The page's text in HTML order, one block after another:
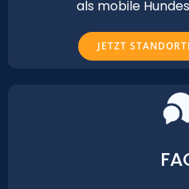
als mobile
JETZT